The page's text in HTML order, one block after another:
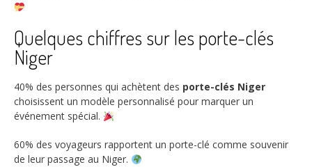
Quelques chiffres sur les porte-clés
Niger
40% des personnes qui achètent des porte-clés Niger
choisissent un modèle personnalisé pour marquer un
événement spécial.
60% des voyageurs rapportent un porte-clé comme souvenir
de leur passage au Niger.